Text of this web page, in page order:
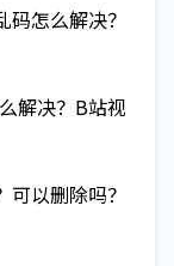
怎么解决？
解决？B站视
以删除吗？